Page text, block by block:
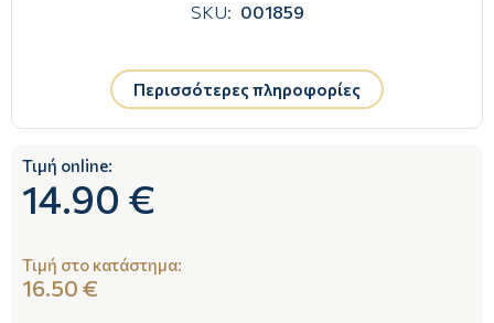
SKU: 001859
Περισσότερες πληροφορίες
Τιμή online:
14.90 €
Τιμή στο κατάστημα:
16.50 €